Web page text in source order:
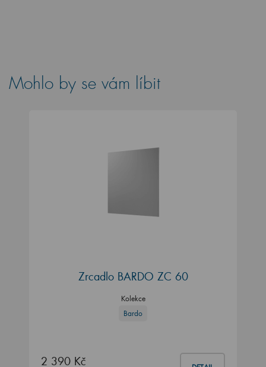
Mohlo by se vám líbit
Zrcadlo BARDO ZC 60
Kolekce
Bardo
2 390 Kč